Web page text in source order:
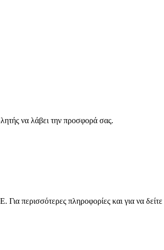
να λάβει την προσφορά σας.
περισσότερες πληροφορίες και για να